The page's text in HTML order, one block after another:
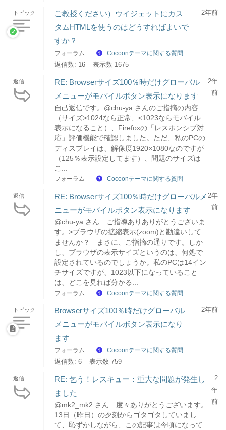
トピック
ご教授ください）ウイジェットにカス
タムHTMLを使うのはどうすればよいで
すか？
2年前
フォーラム Cocoonテーマに関する質問
返信数: 16 表示数 1675
返信
RE: Browserサイズ100％時だけグローバル
メニューがモバイルボタン表示になります
自己返信です。@chu-ya さんのご指摘の内容
（サイズ>1024なら正常、<1023ならモバイル
表示になること）、Firefoxの「レスポンシブ対
応」評価機能で確認しました。ただ、私のPCの
ディスプレイは、解像度1920×1080なのですが
（125％表示設定してます）、問題のサイズは
こ...
2年
前
フォーラム Cocoonテーマに関する質問
返信
RE: Browserサイズ100％時だけグローバルメ
ニューがモバイルボタン表示になります
@chu-ya さん ご指導ありありがとうございま
す。>ブラウザの拡縮表示(zoom)と勘違いして
ませんか？ まさに、ご指摘の通りです。しか
し、ブラウザの表示サイズというのは、何処で
設定されているのでしょうか。私のPCは14イン
チサイズですが、1023以下になっていること
は、どこを見れば分かる...
2年
前
フォーラム Cocoonテーマに関する質問
トピック
Browserサイズ100％時だけグローバル
メニューがモバイルボタン表示になり
ます
2年前
フォーラム Cocoonテーマに関する質問
返信数: 6 表示数 759
返信
RE: 乞う！レスキュー：重大な問題が発生し
ました
@mk2_mk2 さん 度々ありがとうございます。
13日（昨日）の夕刻からゴタゴタしていまし
て、恥ずかしながら、この記事は今頃になって
2
年
前